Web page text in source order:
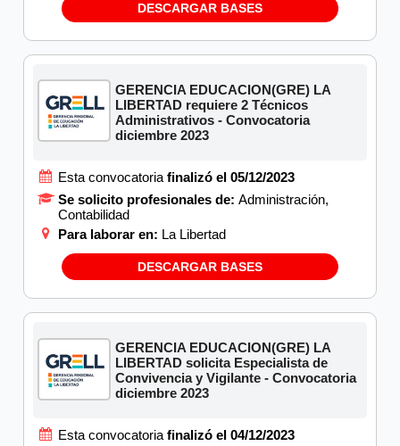
DESCARGAR BASES
GERENCIA EDUCACION(GRE) LA
LIBERTAD requiere 2 Técnicos
Administrativos - Convocatoria
diciembre 2023
Esta convocatoria finalizó el 05/12/2023
Se solicito profesionales de: Administración,
Contabilidad
Para laborar en: La Libertad
DESCARGAR BASES
GERENCIA EDUCACION(GRE) LA
LIBERTAD solicita Especialista de
Convivencia y Vigilante - Convocatoria
diciembre 2023
Esta convocatoriafinalizó el 04/12/2023